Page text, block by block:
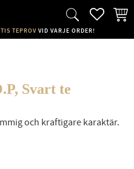
TEPROV VID VARJE ORDER!
Svart te
och kraftigare karaktär.